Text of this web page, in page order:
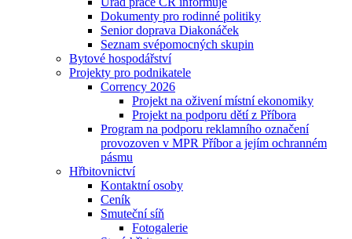
Dokumenty pro rodinné politiky
Senior doprava Diakonáček
Seznam svépomocných skupin
Bytové hospodářství
Projekty pro podnikatele
Corrency 2026
Projekt na oživení místní ekonomiky
Projekt na podporu dětí z Příbora
Program na podporu reklamního označení
provozoven v MPR Příbor a jejím ochranném
pásmu
Hřbitovnictví
Kontaktní osoby
Ceník
Smuteční síň
Fotogalerie